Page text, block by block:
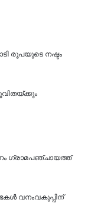
രൂപയുടെ നഷ്ടം
ഗ്രാമപഞ്ചായത്ത്
വനംവകുപ്പിന്